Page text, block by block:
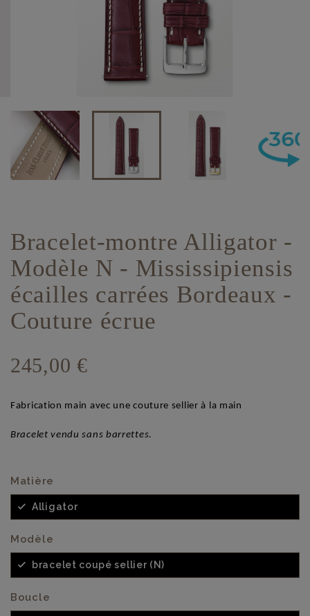
Bracelet-montre Alligator -
Modèle N - Mississipiensis
écailles carrées Bordeaux -
Couture écrue
245,00 €
Fabrication main avec une couture sellier à la main
Bracelet vendu sans barrettes.
Matière
Alligator
Modèle
bracelet coupé sellier (N)
Boucle